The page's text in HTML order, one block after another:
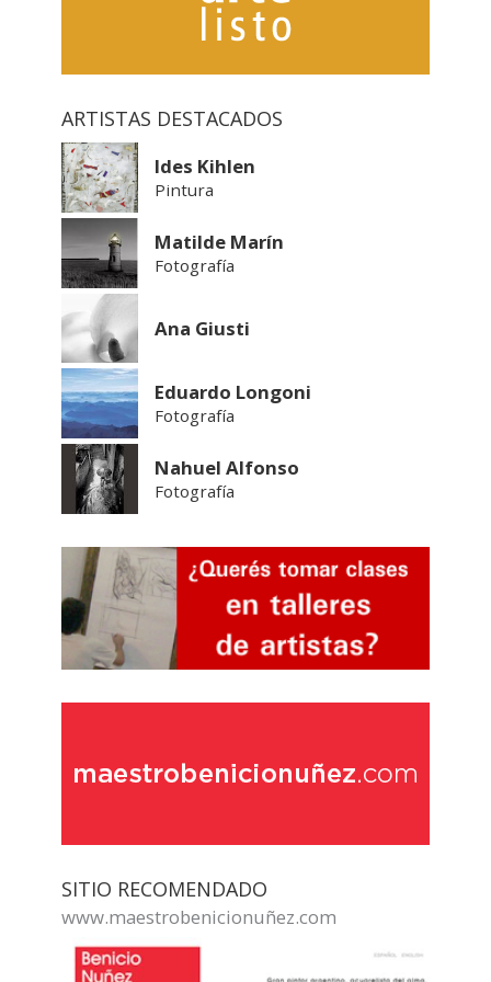
ARTISTAS DESTACADOS
Ides Kihlen
Pintura
Matilde Marín
Fotografía
Ana Giusti
Eduardo Longoni
Fotografía
Nahuel Alfonso
Fotografía
SITIO RECOMENDADO
www.maestrobenicionuñez.com